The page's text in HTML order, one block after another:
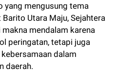
yang mengusung tema
Utara Maju, Sejahtera
mendalam karena
peringatan, tetapi juga
dalam
daerah.